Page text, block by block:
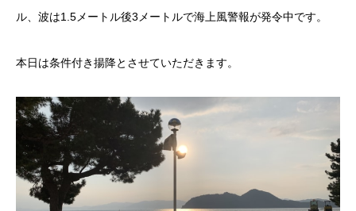
ル、波は1.5メートル後3メートルで海上風警報が発令中です。
本日は条件付き揚降とさせていただきます。